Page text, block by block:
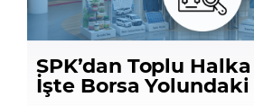
SPK’dan Toplu
İşte Borsa